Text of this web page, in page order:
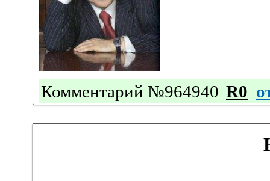
Комментарий №964940 R0